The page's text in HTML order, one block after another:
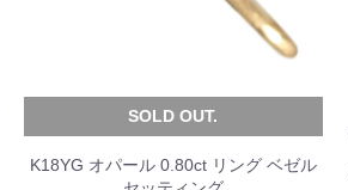
SOLD OUT.
K18YG オパール 0.80ct リング ベゼル